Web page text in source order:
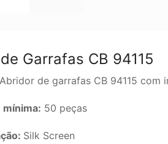
Garrafas CB 94115
Abridor de garrafas CB 94115 com
mínima: 50 peças
Silk Screen